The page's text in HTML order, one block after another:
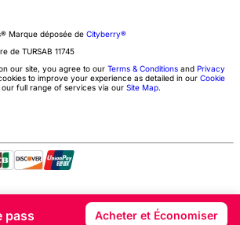
Marque déposée de Cityberry®
de TURSAB 11745
our site, you agree to our Terms & Conditions and Privacy
to improve your experience as detailed in our Cookie
our full range of services via our Site Map.
pass Acheter et Économiser